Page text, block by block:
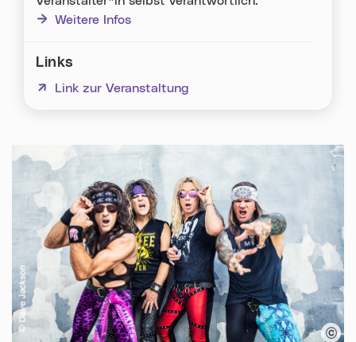
Weitere Infos
Links
Link zur Veranstaltung
(neues Fenster)